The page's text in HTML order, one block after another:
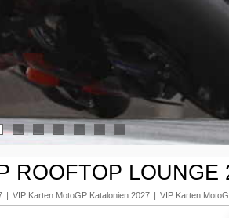
3 4
ROOFTOP LOUNGE
| VIP Karten MotoGP Katalonien 2027 | VIP Karten